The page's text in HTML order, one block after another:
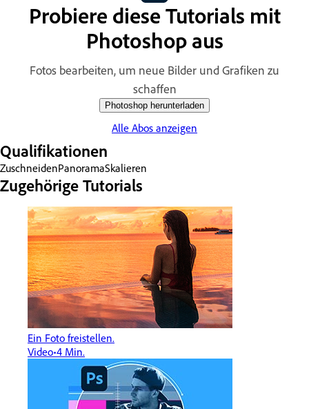
Probiere diese Tutorials mit
Photoshop aus
Fotos bearbeiten, um neue Bilder und Grafiken zu
schaffen
Photoshop herunterladen
Alle Abos anzeigen
Qualifikationen
ZuschneidenPanoramaSkalieren
Zugehörige Tutorials
Ein Foto freistellen.
Video 4 Min.